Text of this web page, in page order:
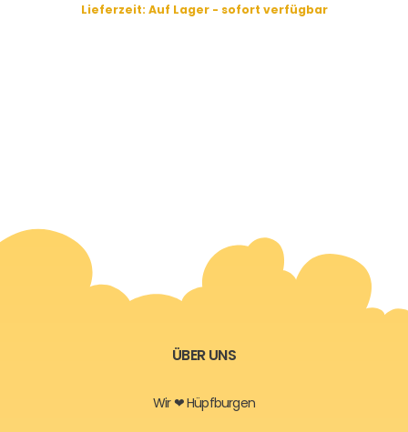
Lieferzeit: Auf Lager - sofort verfügbar
ÜBER UNS
Wir ❤ Hüpfburgen